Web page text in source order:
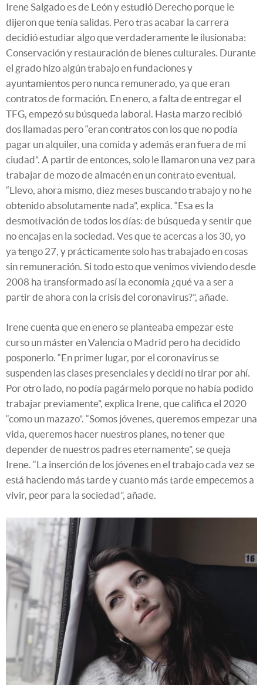
Irene Salgado es de León y estudió Derecho porque le
dijeron que tenía salidas. Pero tras acabar la carrera
decidió estudiar algo que verdaderamente le ilusionaba:
Conservación y restauración de bienes culturales. Durante
el grado hizo algún trabajo en fundaciones y
ayuntamientos pero nunca remunerado, ya que eran
contratos de formación. En enero, a falta de entregar el
TFG, empezó su búsqueda laboral. Hasta marzo recibió
dos llamadas pero “eran contratos con los que no podía
pagar un alquiler, una comida y además eran fuera de mi
ciudad”. A partir de entonces, solo le llamaron una vez para
trabajar de mozo de almacén en un contrato eventual.
“Llevo, ahora mismo, diez meses buscando trabajo y no he
obtenido absolutamente nada”, explica. “Esa es la
desmotivación de todos los días: de búsqueda y sentir que
no encajas en la sociedad. Ves que te acercas a los 30, yo
ya tengo 27, y prácticamente solo has trabajado en cosas
sin remuneración. Si todo esto que venimos viviendo desde
2008 ha transformado así la economía ¿qué va a ser a
partir de ahora con la crisis del coronavirus?”, añade.
Irene cuenta que en enero se planteaba empezar este
curso un máster en Valencia o Madrid pero ha decidido
posponerlo. “En primer lugar, por el coronavirus se
suspenden las clases presenciales y decidí no tirar por ahí.
Por otro lado, no podía pagármelo porque no había podido
trabajar previamente”, explica Irene, que califica el 2020
“como un mazazo”. “Somos jóvenes, queremos empezar una
vida, queremos hacer nuestros planes, no tener que
depender de nuestros padres eternamente”, se queja
Irene. “La inserción de los jóvenes en el trabajo cada vez se
está haciendo más tarde y cuanto más tarde empecemos a
vivir, peor para la sociedad”, añade.